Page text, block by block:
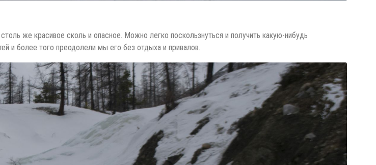
же красивое сколь и опасное. Можно легко поскользнуться и получить какую-нибудь
и более того преодолели мы его без отдыха и привалов.